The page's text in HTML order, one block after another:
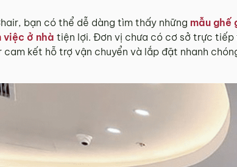
bạn có thể dễ dàng tìm thấy những mẫu ghế
việc ở nhà tiện lợi. Đơn vị chưa có cơ sở trực
cam kết hỗ trợ vận chuyển và lắp đặt nhanh